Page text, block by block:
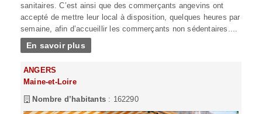
sanitaires. C’est ainsi que des commerçants angevins ont
accepté de mettre leur local à disposition, quelques heures par
semaine, afin d’accueillir les commerçants non sédentaires....
En savoir plus
ANGERS
Maine-et-Loire
Nombre d’habitants : 162290